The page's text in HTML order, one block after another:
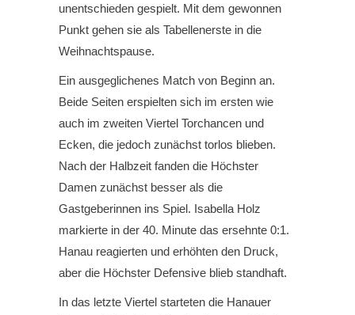
unentschieden gespielt. Mit dem gewonnen
Punkt gehen sie als Tabellenerste in die
Weihnachtspause.
Ein ausgeglichenes Match von Beginn an.
Beide Seiten erspielten sich im ersten wie
auch im zweiten Viertel Torchancen und
Ecken, die jedoch zunächst torlos blieben.
Nach der Halbzeit fanden die Höchster
Damen zunächst besser als die
Gastgeberinnen ins Spiel. Isabella Holz
markierte in der 40. Minute das ersehnte 0:1.
Hanau reagierten und erhöhten den Druck,
aber die Höchster Defensive blieb standhaft.
In das letzte Viertel starteten die Hanauer